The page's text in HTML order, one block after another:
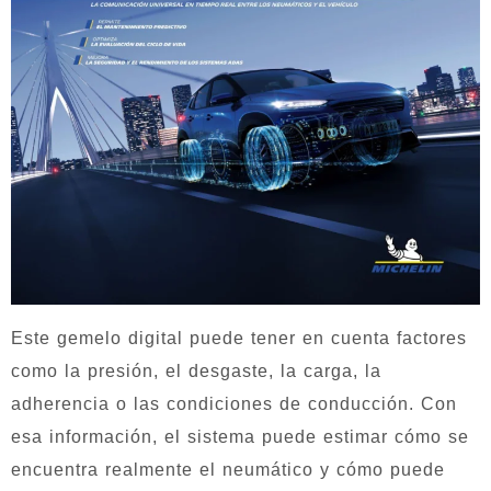
Este gemelo digital puede tener en cuenta factores
como la presión, el desgaste, la carga, la
adherencia o las condiciones de conducción. Con
esa información, el sistema puede estimar cómo se
encuentra realmente el neumático y cómo puede